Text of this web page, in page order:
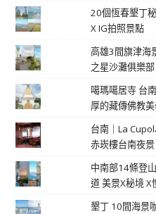
20個恆春墾丁
X IG拍照景點
高雄3間旗津海
之星沙灘俱樂部
噶瑪噶居寺 台
厚的藏傳佛教
台南｜La
赤崁樓台南夜
中南部14條登
道 美景X秘境 X
墾丁 10間海景